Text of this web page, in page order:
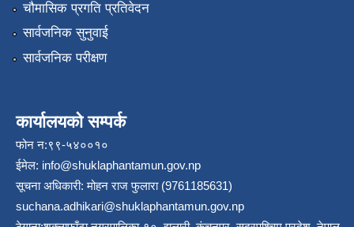
चौमासिक प्रगति प्रतिवेदन
सार्वजनिक सुनुवाई
सार्वजनिक परीक्षण
कार्यालयको सम्पर्क
फोन न:९९-५४००१०
ईमेल: info@shuklaphantamun.gov.np
सूचना अधिकारी: मोहन राज फुलारा (9761185631)
suchana.adhikari@shuklaphantamun.gov.np